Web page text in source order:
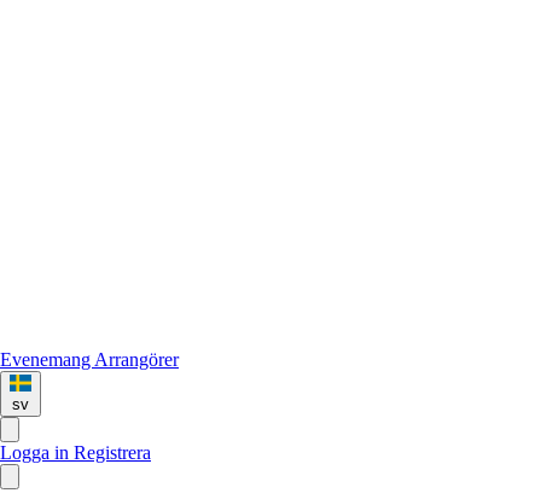
Evenemang Arrangörer
sv
Logga in Registrera